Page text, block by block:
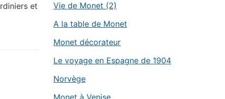
et
Vie de Monet (2)
A la table de Monet
Monet décorateur
Le voyage en Espagne de 1904
Norvège
Monet à Venise